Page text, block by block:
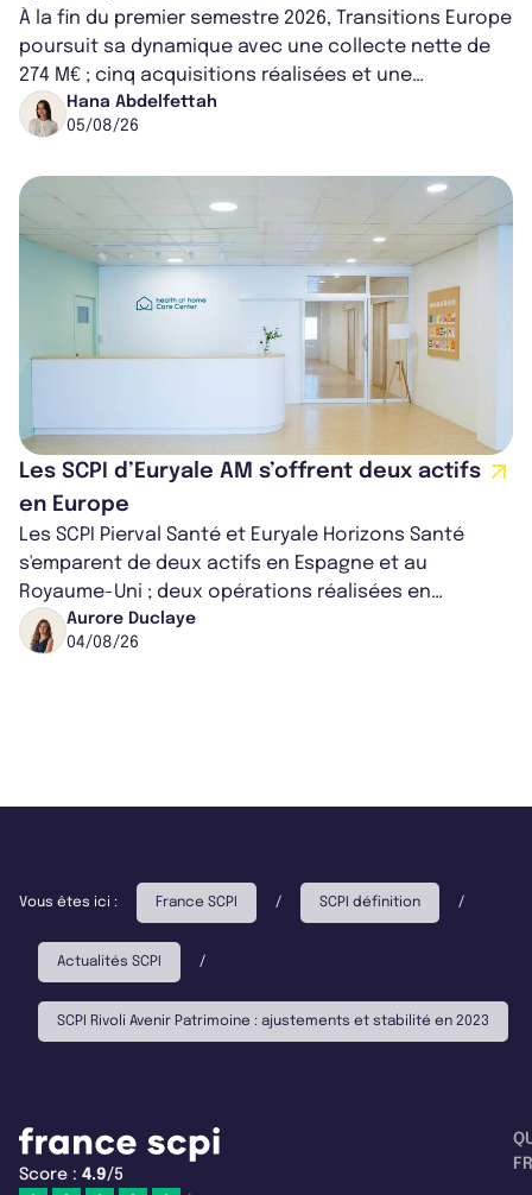
À la fin du premier semestre 2026, Transitions Europe
poursuit sa dynamique avec une collecte nette de
274 M€ ; cinq acquisitions réalisées et une
capitalisation portée à 1,38 Md€....
Hana Abdelfettah
05/08/26
Les SCPI d’Euryale AM s’offrent deux actifs
en Europe
Les SCPI Pierval Santé et Euryale Horizons Santé
s'emparent de deux actifs en Espagne et au
Royaume-Uni ; deux opérations réalisées en
partenariat. Ces co-acquisitions permettent a...
Aurore Duclaye
04/08/26
Vous êtes ici : France SCPI / SCPI définition /
Actualités SCPI /
SCPI Rivoli Avenir Patrimoine : ajustements et stabilité en 2023
Score : 4.9/5